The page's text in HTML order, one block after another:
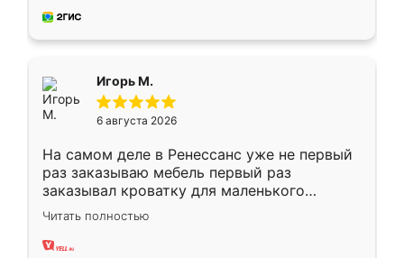
за день, ребята работали аккуратно, даже
Игорь М.
6 августа 2026
На самом деле в Ренессанс уже не первый
раз заказываю мебель первый раз
заказывал кроватку для маленького
ребёнка при его рождении ,во второй раз
заказал шкаф-купе. По качеству очень
хорошее сборка достаточно быстрая,
Читать полностью